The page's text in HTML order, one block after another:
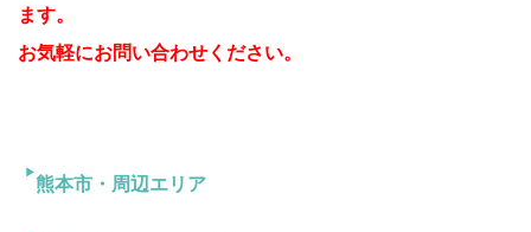
ます。
お気軽にお問い合わせください。
熊本市・周辺エリア